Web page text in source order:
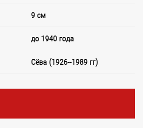
9 см
до 1940 года
Сёва (1926--1989 гг)